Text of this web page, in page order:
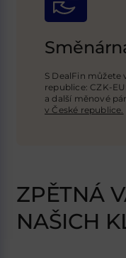
S DealFin
republice: CZK-
a další měnové
v České republice.
ZPĚTNÁ
NAŠICH